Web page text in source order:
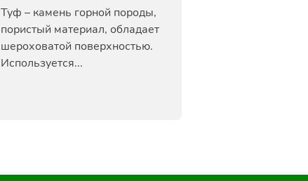
Туф – камень горной породы,
пористый материал, обладает
шероховатой поверхностью.
Используется...